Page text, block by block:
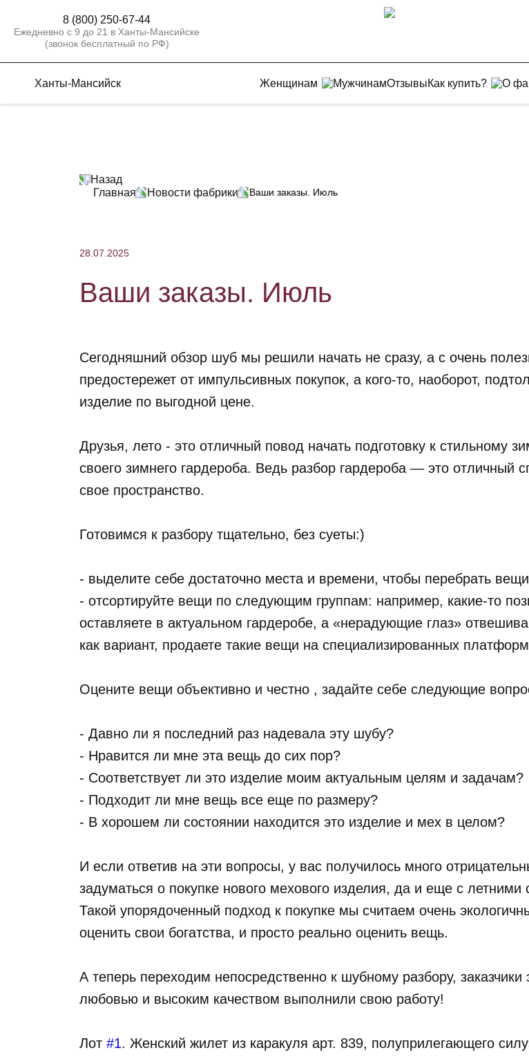
8 (800) 250-67-44
Ежедневно с 9 до 21 в Ханты-Мансийске
(звонок бесплатный по РФ)
Ханты-Мансийск Женщинам МужчинамОтзывыКак купить? О
Назад
Главная
Новости фабрики Ваши заказы. Июль
28.07.2025
Ваши заказы. Июль
Сегодняшний обзор шуб мы решили начать не сразу, а с очень
предостережет от импульсивных покупок, а кого-то, наоборот,
изделие по выгодной цене.
Друзья, лето - это отличный повод начать подготовку к стильному
своего зимнего гардероба. Ведь разбор гардероба — это отличный
свое пространство.
Готовимся к разбору тщательно, без суеты:)
- выделите себе достаточно места и времени, чтобы перебрать
- отсортируйте вещи по следующим группам: например, какие-то
оставляете в актуальном гардеробе, а «нерадующие глаз»
как вариант, продаете такие вещи на специализированных
Оцените вещи объективно и честно , задайте себе следующие
- Давно ли я последний раз надевала эту шубу?
- Нравится ли мне эта вещь до сих пор?
- Соответствует ли это изделие моим актуальным целям и задачам?
- Подходит ли мне вещь все еще по размеру?
- В хорошем ли состоянии находится это изделие и мех в целом?
И если ответив на эти вопросы, у вас получилось много
задуматься о покупке нового мехового изделия, да и еще с
Такой упорядоченный подход к покупке мы считаем очень
оценить свои богатства, и просто реально оценить вещь.
А теперь переходим непосредственно к шубному разбору,
любовью и высоким качеством выполнили свою работу!
Лот #1. Женский жилет из каракуля арт. 839, полуприлегающего